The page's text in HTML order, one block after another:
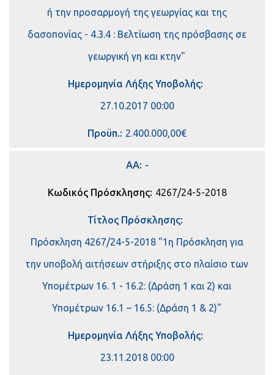
ή την προσαρμογή της γεωργίας και της
δασοπονίας - 4.3.4 : Βελτίωση της πρόσβασης σε
γεωργική γη και κτην"
Ημερομηνία Λήξης Υποβολής:
27.10.2017 00:00
Πρoϋπ.: 2.400.000,00€
ΑΑ: -
Κωδικός Πρόσκλησης: 4267/24-5-2018
Τίτλος Πρόσκλησης:
Πρόσκληση 4267/24-5-2018 "1η Πρόσκληση για
την υποβολή αιτήσεων στήριξης στο πλαίσιο των
Υπομέτρων 16. 1 - 16.2: (Δράση 1 και 2) και
Υπομέτρων 16.1 – 16.5: (Δράση 1 & 2)"
Ημερομηνία Λήξης Υποβολής:
23.11.2018 00:00